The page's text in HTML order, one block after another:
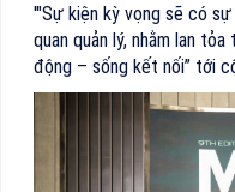
'"Sự kiện kỳ vọng sẽ có
quan quản lý, nhằm lan
động – sống kết nối” tới